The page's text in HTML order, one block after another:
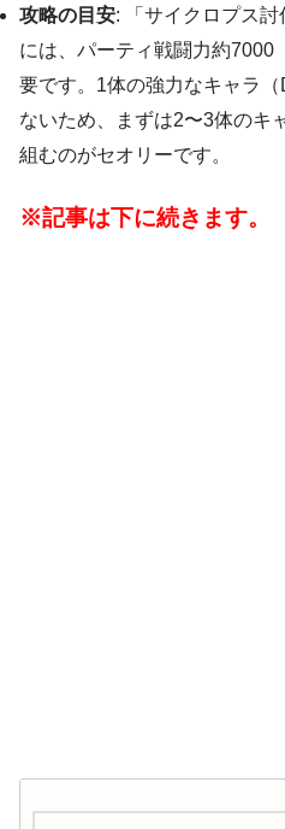
攻略の目安: 「サイクロプス
には、パーティ戦闘力約7000
要です。1体の強力なキャラ
ないため、まずは2〜3体のキ
組むのがセオリーです。
※記事は下に続きます。